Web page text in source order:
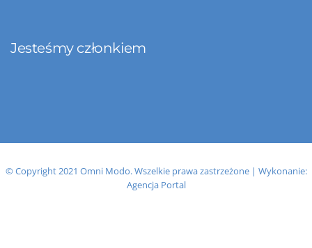
Jesteśmy członkiem
© Copyright 2021 Omni Modo. Wszelkie prawa zastrzeżone | Wykonanie:
Agencja Portal